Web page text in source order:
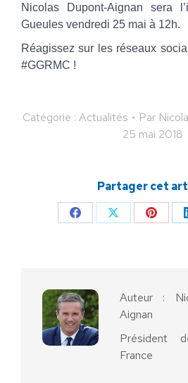
Nicolas Dupont-Aignan sera
Gueules vendredi 25 mai à 12h.
Réagissez sur les réseaux
#GGRMC !
Catégorie : Actualités Par
25 mai 2018
Partager cet
PartagerPartager
Auteur :
Aignan
Président
France